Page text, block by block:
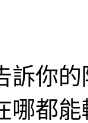
訴你
哪都